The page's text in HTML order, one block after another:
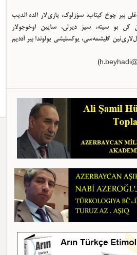
بیر چوخ کیتاب، سؤزلوک، یازی‌لار الده ائدیب
کی بو سیته، سیز دیرلی، سایین اوخوجولار
گلیشمه‌سی، یوکسلیشی یولوندا بیر آددیم
)